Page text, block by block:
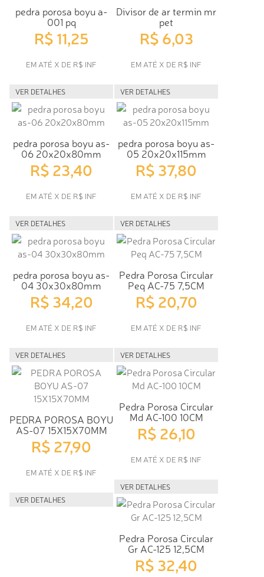
pedra porosa boyu a-
001 pq
R$ 11,25
EM ATÉ X DE R$ INF
VER DETALHES
Divisor de ar termin mr
pet
R$ 6,03
EM ATÉ X DE R$ INF
VER DETALHES
pedra porosa boyu as-
06 20x20x80mm
R$ 23,40
EM ATÉ X DE R$ INF
VER DETALHES
pedra porosa boyu as-
05 20x20x115mm
R$ 37,80
EM ATÉ X DE R$ INF
VER DETALHES
pedra porosa boyu as-
04 30x30x80mm
R$ 34,20
EM ATÉ X DE R$ INF
VER DETALHES
Pedra Porosa Circular
Peq AC-75 7,5CM
R$ 20,70
EM ATÉ X DE R$ INF
VER DETALHES
PEDRA POROSA BOYU
AS-07 15X15X70MM
R$ 27,90
EM ATÉ X DE R$ INF
VER DETALHES
Pedra Porosa Circular
Md AC-100 10CM
R$ 26,10
EM ATÉ X DE R$ INF
VER DETALHES
Pedra Porosa Circular
Gr AC-125 12,5CM
R$ 32,40